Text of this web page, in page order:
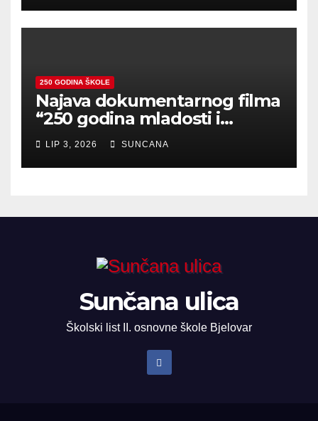
250 GODINA ŠKOLE
Najava dokumentarnog filma
“250 godina mladosti i
zajedništva”
LIP 3, 2026 SUNCANA
Sunčana ulica
Školski list II. osnovne škole Bjelovar